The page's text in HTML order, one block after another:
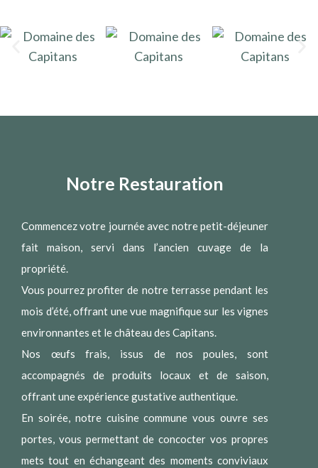
Notre Restauration
Commencez votre journée avec notre petit-déjeuner
fait maison, servi dans l’ancien cuvage de la
propriété.
Vous pourrez profiter de notre terrasse pendant les
mois d’été, offrant une vue magnifique sur les vignes
environnantes et le château des Capitans.
Nos œufs frais, issus de nos poules, sont
accompagnés de produits locaux et de saison,
offrant une expérience gustative authentique.
En soirée, notre cuisine commune vous ouvre ses
portes, vous permettant de concocter vos propres
mets tout en échangeant des moments conviviaux